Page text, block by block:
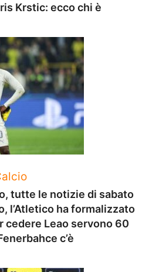
Krstic: ecco chi è
tutte le notizie di sabato
l’Atletico ha formalizzato
cedere Leao servono 60
c’è